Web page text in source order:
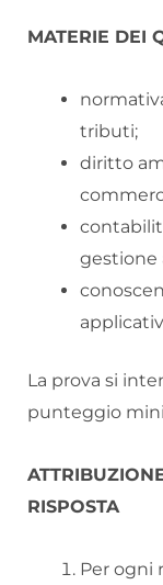
MATERIE DEI
tributi;
diritto
gestione
La prova si
punteggio
RISPOSTA
Per ogni